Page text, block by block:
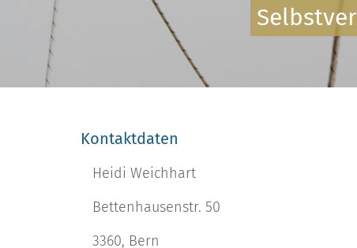
Kontaktdaten
Heidi Weichhart
Bettenhausenstr. 50
3360, Bern